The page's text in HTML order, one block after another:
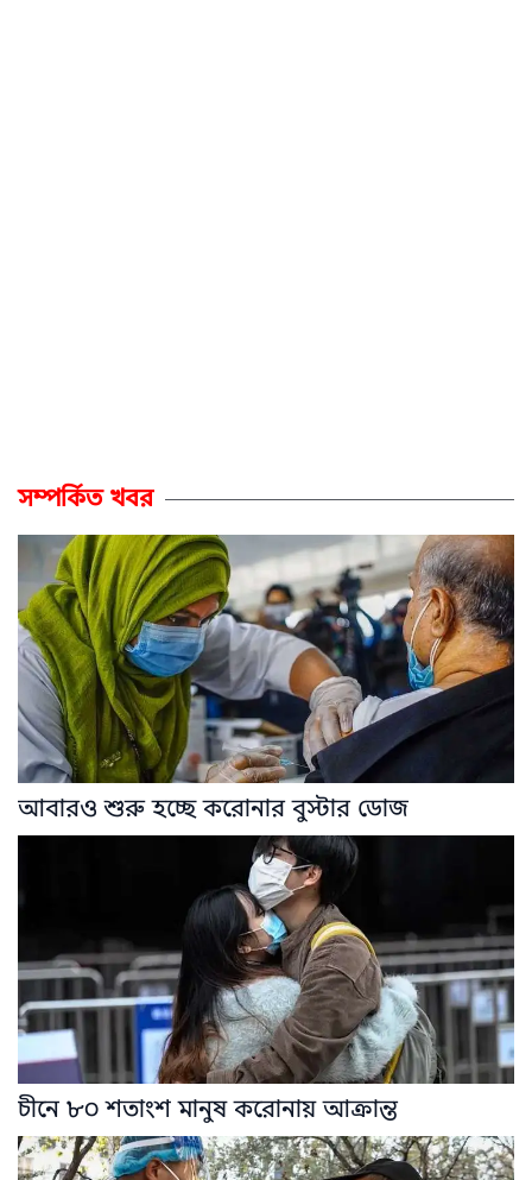
সম্পর্কিত খবর
আবারও শুরু হচ্ছে করোনার বুস্টার ডোজ
চীনে ৮০ শতাংশ মানুষ করোনায় আক্রান্ত